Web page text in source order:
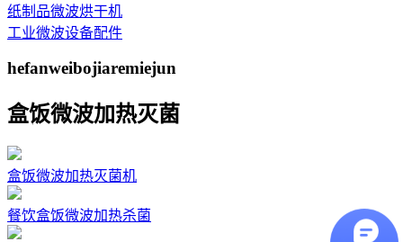
纸制品微波烘干机
工业微波设备配件
hefanweibojiaremiejun
盒饭微波加热灭菌
盒饭微波加热灭菌机
餐饮盒饭微波加热杀菌